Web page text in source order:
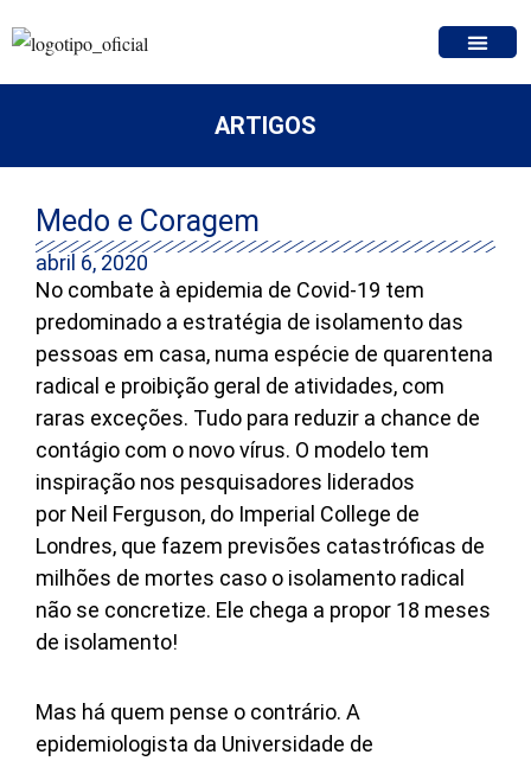
ARTIGOS
Medo e Coragem
abril 6, 2020
No combate à epidemia de Covid-19 tem
predominado a estratégia de isolamento das
pessoas em casa, numa espécie de quarentena
radical e proibição geral de atividades, com
raras exceções. Tudo para reduzir a chance de
contágio com o novo vírus. O modelo tem
inspiração nos pesquisadores liderados
por Neil Ferguson, do Imperial College de
Londres, que fazem previsões catastróficas de
milhões de mortes caso o isolamento radical
não se concretize. Ele chega a propor 18 meses
de isolamento!
Mas há quem pense o contrário. A
epidemiologista da Universidade de